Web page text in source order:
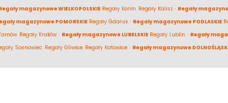
magazynowe WIELKOPOLSKIE Regały Konin Regały Kalisz • Regały
magazynowe POMORSKIE Regały Gdańsk• Regały magazynowe PODLASKIE
, Regały Kraków• Regały magazynowe LUBELSKIE Regały Lublin • Regały
Sosnowiec Regały Gliwice Regały Katowice • Regały magazynowe